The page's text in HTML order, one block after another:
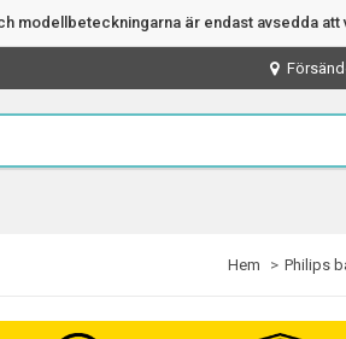
modellbeteckningarna är endast avsedda
Hem Philips